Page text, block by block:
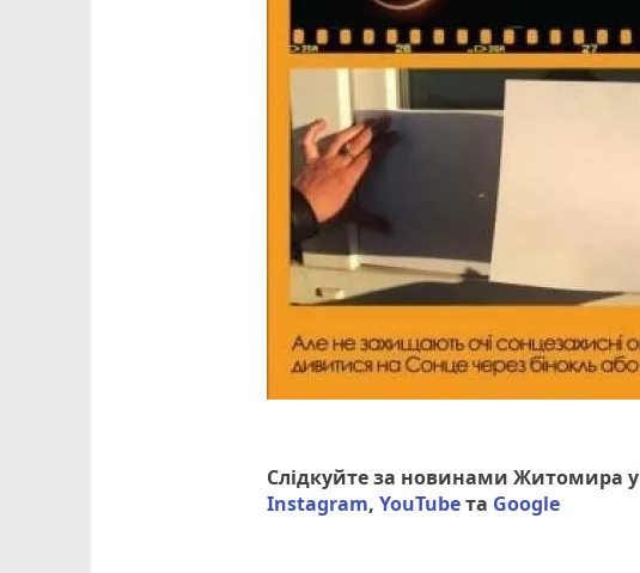
Слідкуйте за новинами Житомира у
Instagram,YouTubeта Google